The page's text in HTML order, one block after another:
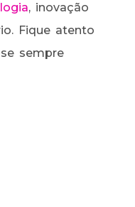
, inovação
Fique atento
sempre